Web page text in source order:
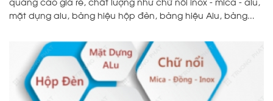
mặt dựng alu, bảng hiệu hộp đèn, bảng hiệu Alu, bảng
Cát, Tân Uyên, Phú Giáo, Dầu Tiếng, Đồng Nai, Bình
Phước,...